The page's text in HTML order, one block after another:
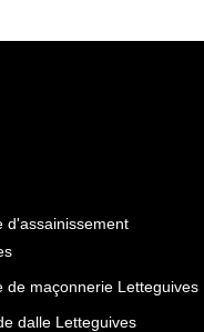
d'assainissement
de maçonnerie Letteguives
dalle Letteguives